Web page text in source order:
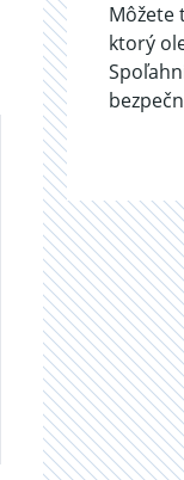
Môžete
ktorý